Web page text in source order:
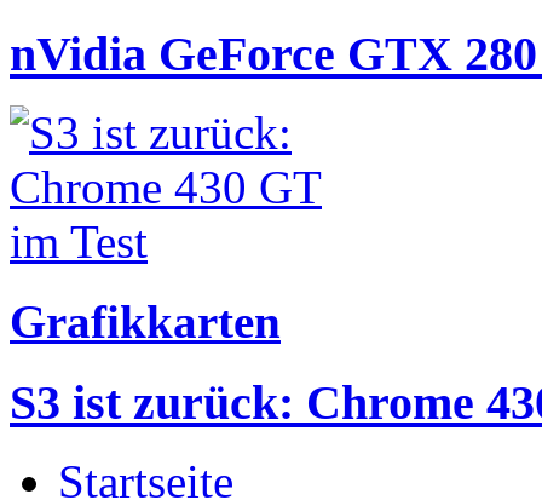
nVidia GeForce GTX
Grafikkarten
S3 ist zurück: Chrome
Startseite